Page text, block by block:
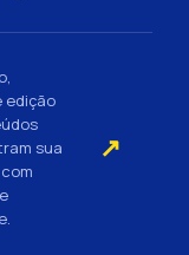
edição
sua
↗